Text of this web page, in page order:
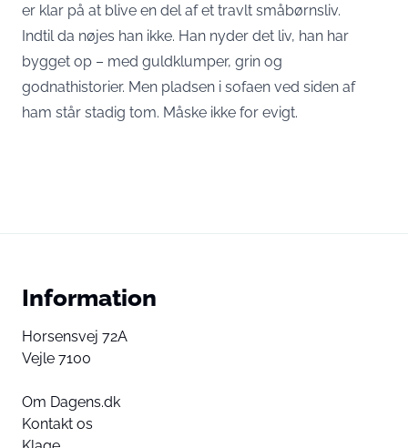
er klar på at blive en del af et travlt småbørnsliv.
Indtil da nøjes han ikke. Han nyder det liv, han har
bygget op – med guldklumper, grin og
godnathistorier. Men pladsen i sofaen ved siden af
ham står stadig tom. Måske ikke for evigt.
Information
Horsensvej 72A
Vejle 7100
Om Dagens.dk
Kontakt os